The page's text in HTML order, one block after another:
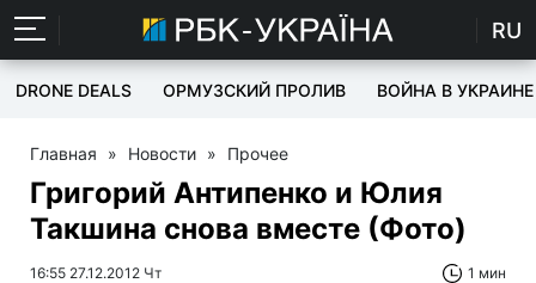
RU
DRONE DEALS ОРМУЗСКИЙ ПРОЛИВ ВОЙНА В УКРАИНЕ
Главная » Новости » Прочее
Григорий Антипенко и Юлия
Такшина снова вместе (Фото)
16:55 27.12.2012 Чт 1 мин